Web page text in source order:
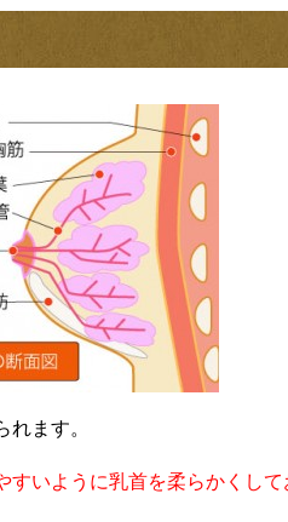
ます。
すいように乳首を柔らかくし